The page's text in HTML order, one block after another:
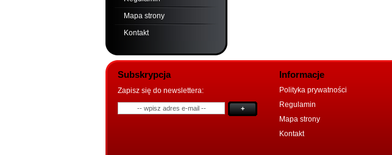
Mapa strony
Kontakt
Informacje
Subskrypcja
Zapisz się do newslettera:
+
Polityka prywatności
Regulamin
Mapa strony
Kontakt